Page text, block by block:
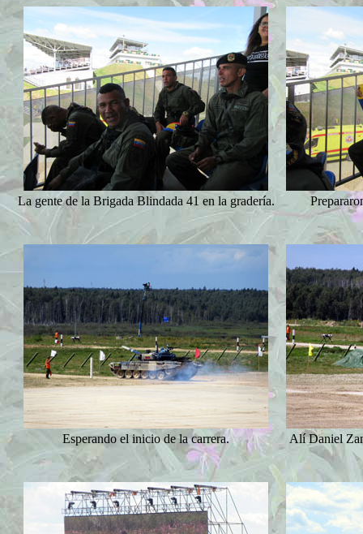
La gente de la Brigada Blindada 41 en la gradería.
Esperando el inicio de la carrera. Alí Daniel